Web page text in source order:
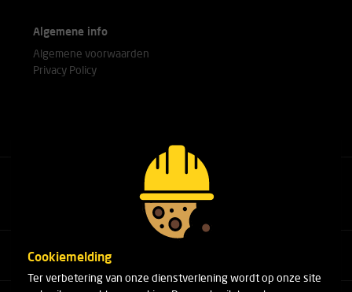
Algemene info
Algemene voorwaarden
Privacy Policy
Bel met onze experts
+31(0)76 751 25 18
Cookiemelding
Ter verbetering van onze dienstverlening wordt op onze site